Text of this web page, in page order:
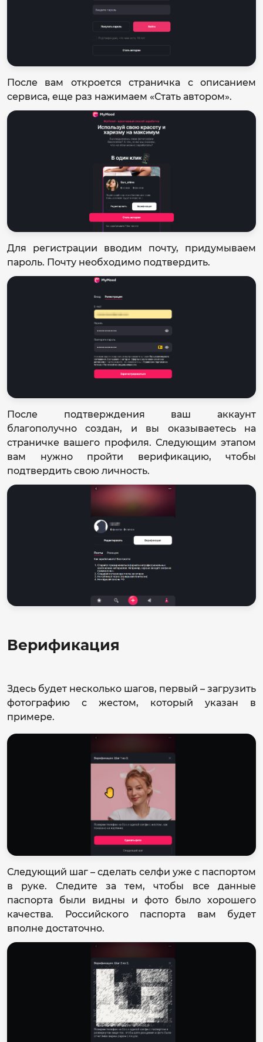
После вам откроется страничка с описанием
сервиса, еще раз нажимаем «Стать автором».
Для регистрации вводим почту, придумываем
пароль. Почту необходимо подтвердить.
После подтверждения ваш аккаунт
благополучно создан, и вы оказываетесь на
страничке вашего профиля. Следующим этапом
вам нужно пройти верификацию, чтобы
подтвердить свою личность.
Верификация
Здесь будет несколько шагов, первый – загрузить
фотографию с жестом, который указан в
примере.
Следующий шаг – сделать селфи уже с паспортом
в руке. Следите за тем, чтобы все данные
паспорта были видны и фото было хорошего
качества. Российского паспорта вам будет
вполне достаточно.